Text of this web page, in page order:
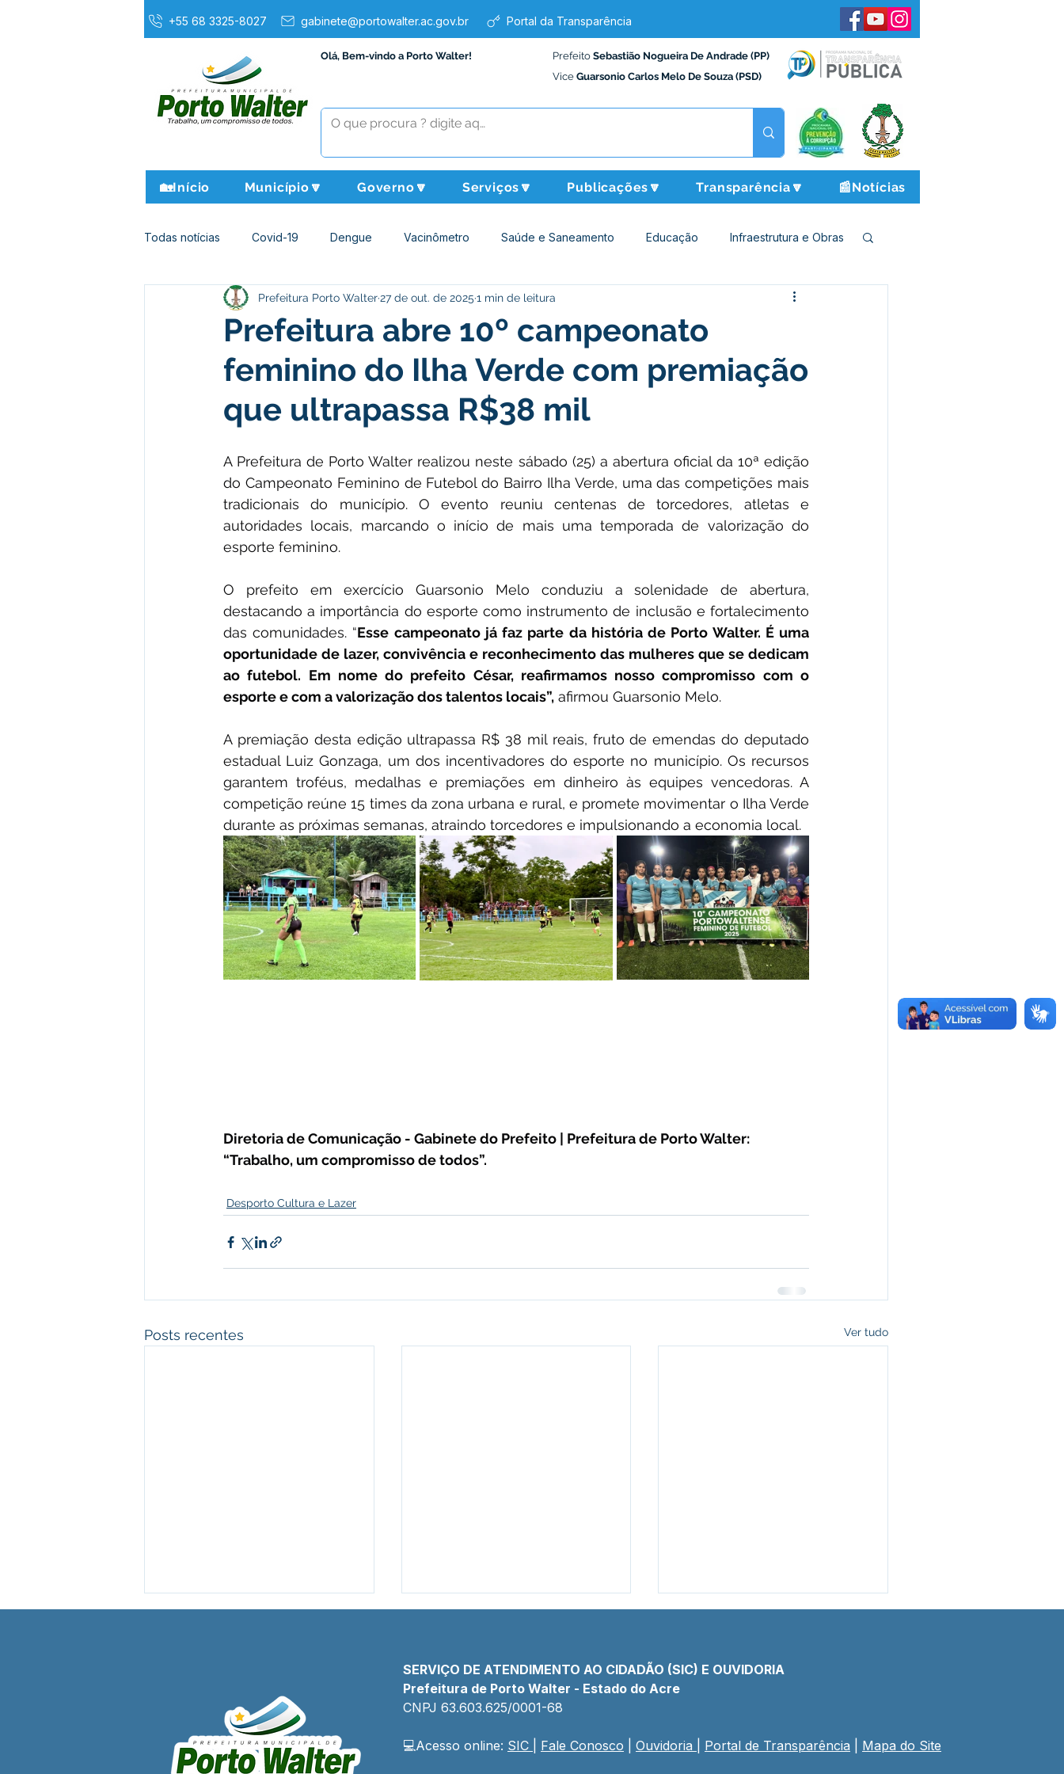
+55 68 3325-8027 gabinete@portowalter.ac.gov.br Portal da Transparência
Olá, Bem-vindo a Porto Walter! Prefeito Sebastião Nogueira De Andrade (PP)
Vice Guarsonio Carlos Melo De Souza (PSD)
🏡Início Município🔽 Governo🔽 Serviços🔽 Publicações🔽 Transparência🔽 📰Notícias
Todas notícias Covid-19 Dengue Vacinômetro Saúde e Saneamento Educação Infraestrutura e Obras
Agricultura e Meio Ambiente Assistência Social Desporto Cultura e Lazer
Institucional e Governo Políticas Públicas Nota de Pesar Campanhas Datas Comemorativas
Defesa Civil Emenda Parlamentar Convênios e Parcerias
Licitações Leilão Eleições Festival do Milho Agricultura Limpeza pública Esporte
Apoio ao produtor Saúde
Prefeitura abre 10º campeonato
feminino do Ilha Verde com premiação
que ultrapassa R$38 mil
Prefeitura Porto Walter27 de out. de 2025 1 min de leitura
A Prefeitura de Porto Walter realizou neste sábado (25) a abertura oficial da 10ª edição
do Campeonato Feminino de Futebol do Bairro Ilha Verde, uma das competições mais
tradicionais do município. O evento reuniu centenas de torcedores, atletas e
autoridades locais, marcando o início de mais uma temporada de valorização do
esporte feminino.
O prefeito em exercício Guarsonio Melo conduziu a solenidade de abertura,
destacando a importância do esporte como instrumento de inclusão e fortalecimento
das comunidades. “Esse campeonato já faz parte da história de Porto Walter. É uma
oportunidade de lazer, convivência e reconhecimento das mulheres que se dedicam
ao futebol. Em nome do prefeito César, reafirmamos nosso compromisso com o
esporte e com a valorização dos talentos locais”, afirmou Guarsonio Melo.
A premiação desta edição ultrapassa R$ 38 mil reais, fruto de emendas do deputado
estadual Luiz Gonzaga, um dos incentivadores do esporte no município. Os recursos
garantem troféus, medalhas e premiações em dinheiro às equipes vencedoras. A
competição reúne 15 times da zona urbana e rural, e promete movimentar o Ilha Verde
durante as próximas semanas, atraindo torcedores e impulsionando a economia local.
Diretoria de Comunicação - Gabinete do Prefeito | Prefeitura de Porto Walter:
“Trabalho, um compromisso de todos”.
Desporto Cultura e Lazer
Posts recentes Ver tudo
Ao lado da juventude,
Prefeito César Andrade
Prefeitura abre
Prefeitura investe em aulas
SERVIÇO DE ATENDIMENTO AO CIDADÃO (SIC) E OUVIDORIA
Prefeitura de Porto Walter - Estado do Acre
CNPJ 63.603.625/0001-68
💻Acesso online: SIC Fale Conosco Ouvidoria Portal de Transparência Mapa do Site